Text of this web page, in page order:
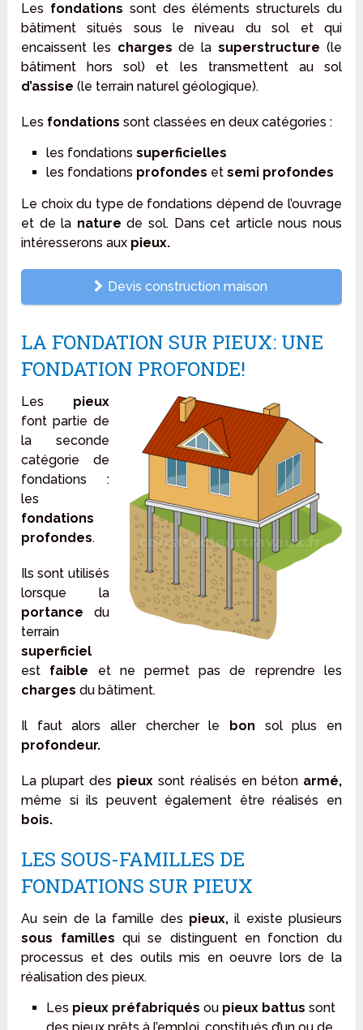
Les fondations sont des éléments structurels du
bâtiment situés sous le niveau du sol et qui
encaissent les charges de lasuperstructure (le
bâtiment hors sol) et les transmettent au sol
d’assise (le terrain naturel géologique).
Les fondations sont classées en deux catégories :
les fondations superficielles
les fondations profondes et semi profondes
Le choix du type de fondations dépend de l’ouvrage
et de la nature de sol. Dans cet article nous nous
intéresserons aux pieux.
Devis construction maison
LA FONDATION SUR PIEUX: UNE
FONDATION PROFONDE!
Les pieux
font partie de
la seconde
catégorie de
fondations :
les
fondations
profondes.
Ils sont utilisés
lorsque la
portance du
terrain
superficiel
est faible et ne permet pas de reprendre les
charges du bâtiment.
Il faut alors aller chercher le bon sol plus en
profondeur.
La plupart des pieux sont réalisés en béton armé,
même si ils peuvent également être réalisés en
bois.
LES SOUS-FAMILLES DE
FONDATIONS SUR PIEUX
Au sein de la famille des pieux,il existe plusieurs
sous familles qui se distinguent en fonction du
processus et des outils mis en oeuvre lors de la
réalisation des pieux.
Les pieux préfabriqués ou pieux battus sont